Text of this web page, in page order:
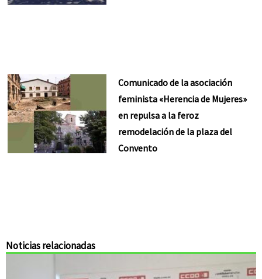
Comunicado de la asociación
feminista «Herencia de Mujeres»
en repulsa a la feroz
remodelación de la plaza del
Convento
Noticias relacionadas